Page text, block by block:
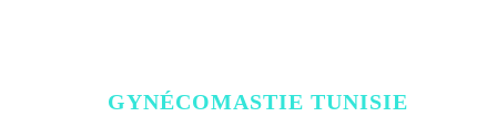
GYNÉCOMASTIE TUNISIE